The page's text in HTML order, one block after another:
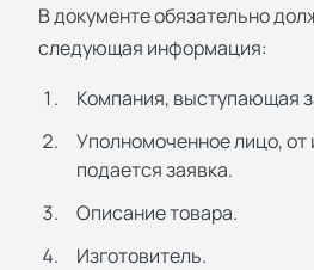
В документе обязательно
следующая информация:
Компания, выступающая
Уполномоченное лицо, от
подается заявка.
Описание товара.
Изготовитель.